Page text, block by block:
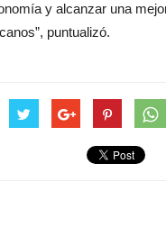
y alcanzar una
puntualizó.